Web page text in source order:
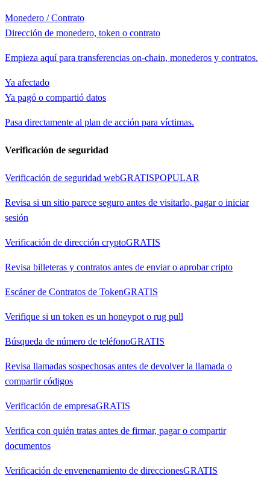
Monedero / Contrato
Dirección de monedero, token o contrato
Empieza aquí para transferencias on-chain, monederos y contratos.
Ya afectado
Ya pagó o compartió datos
Pasa directamente al plan de acción para víctimas.
Verificación de seguridad
Verificación de seguridad webGRATISPOPULAR
Revisa si un sitio parece seguro antes de visitarlo, pagar o iniciar
sesión
Verificación de dirección cryptoGRATIS
Revisa billeteras y contratos antes de enviar o aprobar cripto
Escáner de Contratos de TokenGRATIS
Verifique si un token es un honeypot o rug pull
Búsqueda de número de teléfonoGRATIS
Revisa llamadas sospechosas antes de devolver la llamada o
compartir códigos
Verificación de empresaGRATIS
Verifica con quién tratas antes de firmar, pagar o compartir
documentos
Verificación de envenenamiento de direccionesGRATIS